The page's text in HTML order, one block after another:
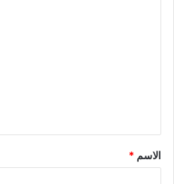
*
الاسم *